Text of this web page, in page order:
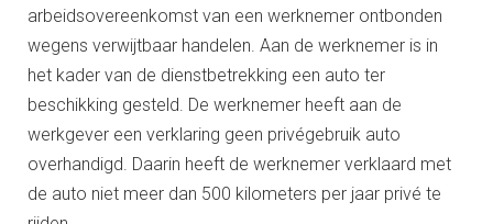
arbeidsovereenkomst van een werknemer ontbonden
wegens verwijtbaar handelen. Aan de werknemer is in
het kader van de dienstbetrekking een auto ter
beschikking gesteld. De werknemer heeft aan de
werkgever een verklaring geen privégebruik auto
overhandigd. Daarin heeft de werknemer verklaard met
de auto niet meer dan 500 kilometers per jaar privé te